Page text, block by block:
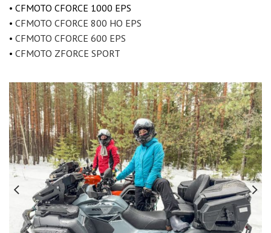
• CFMOTO CFORCE 1000 EPS
• CFMOTO CFORCE 800 HO EPS
• CFMOTO CFORCE 600 EPS
• CFMOTO ZFORCE SPORT